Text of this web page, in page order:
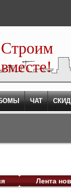
Строим
вместе!
ЧАТ
Лента